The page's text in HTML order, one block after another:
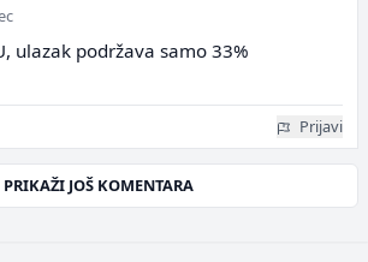
ulazak podržava samo 33%
Prijavi
PRIKAŽI JOŠ KOMENTARA